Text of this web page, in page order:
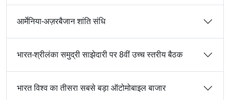
आर्मेनिया-अज़रबैजान शांति संधि
भारत-श्रीलंका समुद्री साझेदारी पर 8वीं उच्च स्तरीय बैठक
भारत विश्व का तीसरा सबसे बड़ा ऑटोमोबाइल बाजार